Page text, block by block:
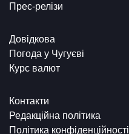
Прес-релізи
Довідкова
Погода у Чугуєві
Курс валют
Контакти
Редакційна політика
Політика конфіденційності